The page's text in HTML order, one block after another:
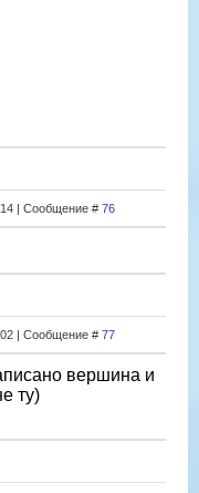
| Сообщение # 76
| Сообщение # 77
вершина и
ту)